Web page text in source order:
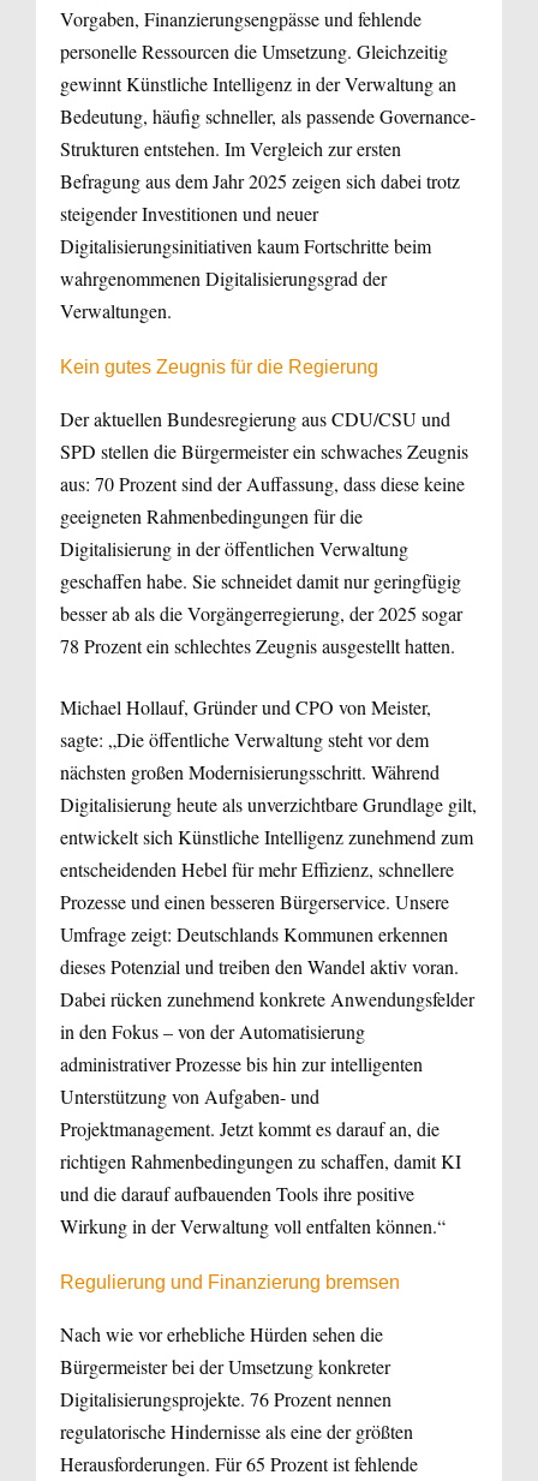
Vorgaben, Finanzierungsengpässe und fehlende
personelle Ressourcen die Umsetzung. Gleichzeitig
gewinnt Künstliche Intelligenz in der Verwaltung an
Bedeutung, häufig schneller, als passende Governance-
Strukturen entstehen. Im Vergleich zur ersten
Befragung aus dem Jahr 2025 zeigen sich dabei trotz
steigender Investitionen und neuer
Digitalisierungsinitiativen kaum Fortschritte beim
wahrgenommenen Digitalisierungsgrad der
Verwaltungen.
Kein gutes Zeugnis für die Regierung
Der aktuellen Bundesregierung aus CDU/CSU und
SPD stellen die Bürgermeister ein schwaches Zeugnis
aus: 70 Prozent sind der Auffassung, dass diese keine
geeigneten Rahmenbedingungen für die
Digitalisierung in der öffentlichen Verwaltung
geschaffen habe. Sie schneidet damit nur geringfügig
besser ab als die Vorgängerregierung, der 2025 sogar
78 Prozent ein schlechtes Zeugnis ausgestellt hatten.
Michael Hollauf, Gründer und CPO von Meister,
sagte: „Die öffentliche Verwaltung steht vor dem
nächsten großen Modernisierungsschritt. Während
Digitalisierung heute als unverzichtbare Grundlage gilt,
entwickelt sich Künstliche Intelligenz zunehmend zum
entscheidenden Hebel für mehr Effizienz, schnellere
Prozesse und einen besseren Bürgerservice. Unsere
Umfrage zeigt: Deutschlands Kommunen erkennen
dieses Potenzial und treiben den Wandel aktiv voran.
Dabei rücken zunehmend konkrete Anwendungsfelder
in den Fokus – von der Automatisierung
administrativer Prozesse bis hin zur intelligenten
Unterstützung von Aufgaben- und
Projektmanagement. Jetzt kommt es darauf an, die
richtigen Rahmenbedingungen zu schaffen, damit KI
und die darauf aufbauenden Tools ihre positive
Wirkung in der Verwaltung voll entfalten können.“
Regulierung und Finanzierung bremsen
Nach wie vor erhebliche Hürden sehen die
Bürgermeister bei der Umsetzung konkreter
Digitalisierungsprojekte. 76 Prozent nennen
regulatorische Hindernisse als eine der größten
Herausforderungen. Für 65 Prozent ist fehlende